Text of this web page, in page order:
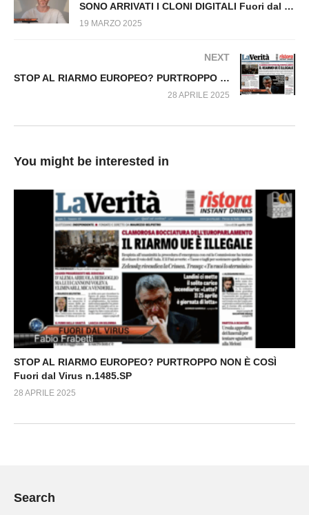
SONO ARRIVATI I CLONI DIGITALI Fuori dal Virus n.1439.SP
19 MARZO 2025
NEXT
STOP AL RIARMO EUROPEO? PURTROPPO NON È COSÌ Fuori dal Virus n.1485.SP
28 APRILE 2025
You might be interested in
STOP AL RIARMO EUROPEO? PURTROPPO NON È COSÌ
Fuori dal Virus n.1485.SP
28 APRILE 2025
Search